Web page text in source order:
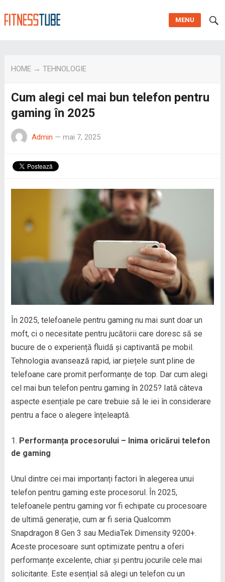
MENU
HOME→ TEHNOLOGIE
Cum alegi cel mai bun telefon pentru
gaming în 2025
Admin — mai 7, 2025
În 2025, telefoanele pentru gaming nu mai sunt doar un
moft, ci o necesitate pentru jucătorii care doresc să se
bucure de o experiență fluidă și captivantă pe mobil.
Tehnologia avansează rapid, iar piețele sunt pline de
telefoane care promit performanțe de top. Dar cum alegi
cel mai bun telefon pentru gaming în 2025? Iată câteva
aspecte esențiale pe care trebuie să le iei în considerare
pentru a face o alegere înțeleaptă.
Performanța procesorului – Inima oricărui telefon
de gaming
Unul dintre cei mai importanți factori în alegerea unui
telefon pentru gaming este procesorul. În 2025,
telefoanele pentru gaming vor fi echipate cu procesoare
de ultimă generație, cum ar fi seria Qualcomm
Snapdragon 8 Gen 3 sau MediaTek Dimensity 9200+.
Aceste procesoare sunt optimizate pentru a oferi
performanțe excelente, chiar și pentru jocurile cele mai
solicitante. Este esențial să alegi un telefon cu un